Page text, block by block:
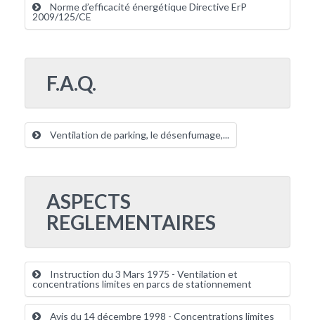
Norme d’efficacité énergétique Directive ErP
2009/125/CE
F.A.Q.
Ventilation de parking, le désenfumage,...
ASPECTS
REGLEMENTAIRES
Instruction du 3 Mars 1975 - Ventilation et
concentrations limites en parcs de stationnement
Avis du 14 décembre 1998 - Concentrations limites